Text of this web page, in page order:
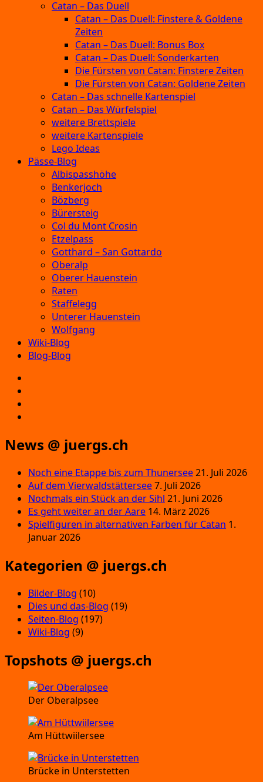
Catan – Das Duell
Catan – Das Duell: Finstere & Goldene
Zeiten
Catan – Das Duell: Bonus Box
Catan – Das Duell: Sonderkarten
Die Fürsten von Catan: Finstere Zeiten
Die Fürsten von Catan: Goldene Zeiten
Catan – Das schnelle Kartenspiel
Catan – Das Würfelspiel
weitere Brettspiele
weitere Kartenspiele
Lego Ideas
Pässe-Blog
Albispasshöhe
Benkerjoch
Bözberg
Bürersteig
Col du Mont Crosin
Etzelpass
Gotthard – San Gottardo
Oberalp
Oberer Hauenstein
Raten
Staffelegg
Unterer Hauenstein
Wolfgang
Wiki-Blog
Blog-Blog
News @ juergs.ch
Noch eine Etappe bis zum Thunersee21. Juli 2026
Auf dem Vierwaldstättersee7. Juli 2026
Nochmals ein Stück an der Sihl 21. Juni 2026
Es geht weiter an der Aare 14. März 2026
Spielfiguren in alternativen Farben für Catan 1.
Januar 2026
Kategorien @ juergs.ch
Bilder-Blog (10)
Dies und das-Blog (19)
Seiten-Blog (197)
Wiki-Blog (9)
Topshots @ juergs.ch
Der Oberalpsee
Am Hüttwiilersee
Brücke in Unterstetten